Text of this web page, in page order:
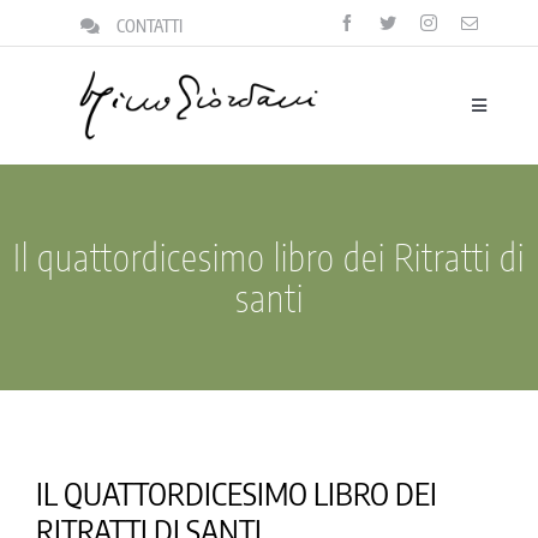
contenuto
CONTATTI
Toggle
il focolare
l’archivio
Il quattordicesimo libro dei Ritratti di
santi
IL QUATTORDICESIMO LIBRO DEI